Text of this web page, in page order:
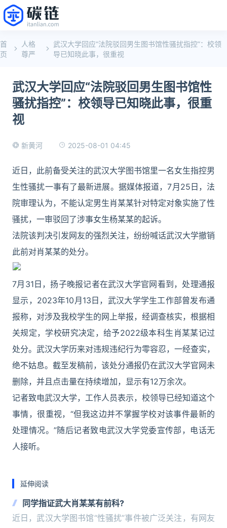
首
页
人格
尊严
武汉大学回应“法院驳回男生图书馆性骚扰指控”：校领
导已知晓此事，很重视
武汉大学回应“法院驳回男生图书馆性
骚扰指控”：校领导已知晓此事，很重
视
新黄河 2025-08-01 04:45
近日，此前备受关注的武汉大学图书馆里一名女生指控男
生性骚扰一事有了最新进展。据媒体报道，7月25日，法
院审理认为，不能认定男生肖某某针对特定对象实施了性
骚扰，一审驳回了涉事女生杨某某的起诉。
法院该判决引发网友的强烈关注，纷纷喊话武汉大学撤销
此前对肖某某的处分。
7月31日，扬子晚报记者在武汉大学官网看到，处理通报
显示，2023年10月13日，武汉大学学生工作部曾发布通
报称，对涉及我校学生的网上举报，经调查核实，根据相
关规定，学校研究决定，给予2022级本科生肖某某记过
处分。武汉大学历来对违规违纪行为零容忍，一经查实，
绝不姑息。截至发稿前，该处分通报仍在武汉大学官网未
删除，并且点击量在持续增加，显示有12万余次。
记者致电武汉大学，工作人员表示，校领导已经知道这个
事情，很重视，“但我这边并不掌握学校对该事件最新的
处理情况。”随后记者致电武汉大学党委宣传部，电话无
人接听。
延伸阅读
同学指证武大肖某某有前科?
近日，武汉大学图书馆“性骚扰”事件被广泛关注，有网友